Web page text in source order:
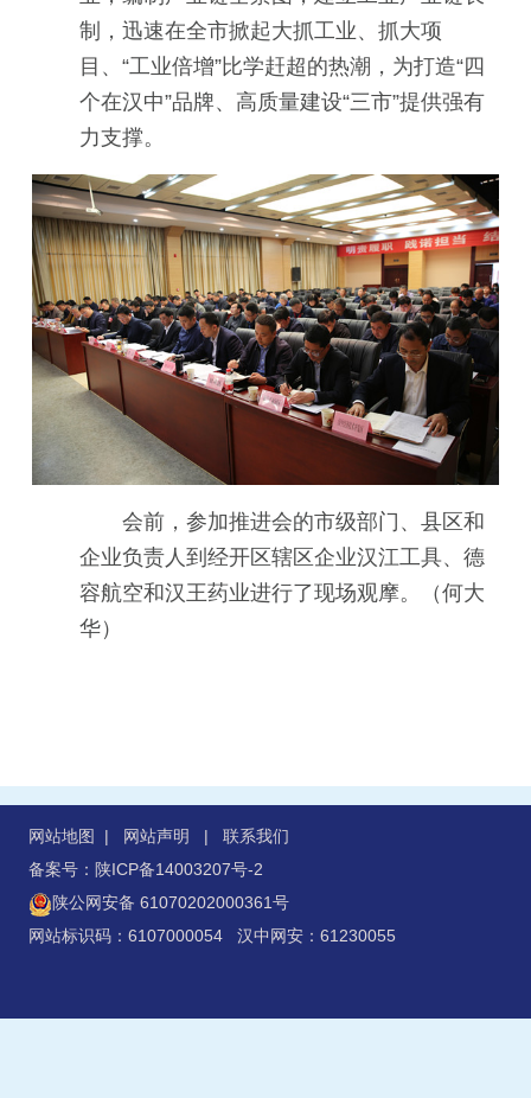
制，迅速在全市掀起大抓工业、抓大项
目、“工业倍增”比学赶超的热潮，为打造“四
个在汉中”品牌、高质量建设“三市”提供强有
力支撑。
会前，参加推进会的市级部门、县区和
企业负责人到经开区辖区企业汉江工具、德
容航空和汉王药业进行了现场观摩。（何大
华）
网站地图 | 网站声明 | 联系我们
备案号：陕ICP备14003207号-2
陕公网安备 61070202000361号
网站标识码：6107000054 汉中网安：61230055